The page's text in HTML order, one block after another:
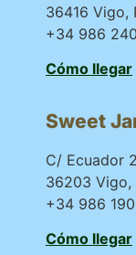
36416 Vigo,
+34 986
Cómo llegar
Sweet
C/ Ecuador
36203 Vigo,
+34 986
Cómo llegar